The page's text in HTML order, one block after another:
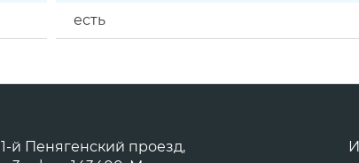
есть
1-й Пенягенский проезд,